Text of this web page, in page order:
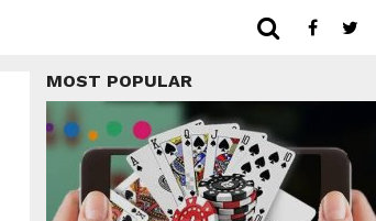
MOST POPULAR